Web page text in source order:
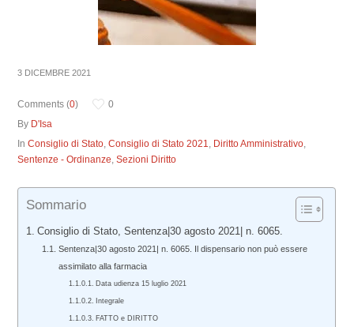
3 DICEMBRE 2021
Comments (0)
0
By D'Isa
InConsiglio di Stato,Consiglio di Stato 2021, Diritto Amministrativo,
Sentenze - Ordinanze,Sezioni Diritto
Sommario
Consiglio di Stato, Sentenza|30 agosto 2021| n. 6065.
Sentenza|30 agosto 2021| n. 6065. Il dispensario non può essere
assimilato alla farmacia
Data udienza 15 luglio 2021
Integrale
FATTO e DIRITTO